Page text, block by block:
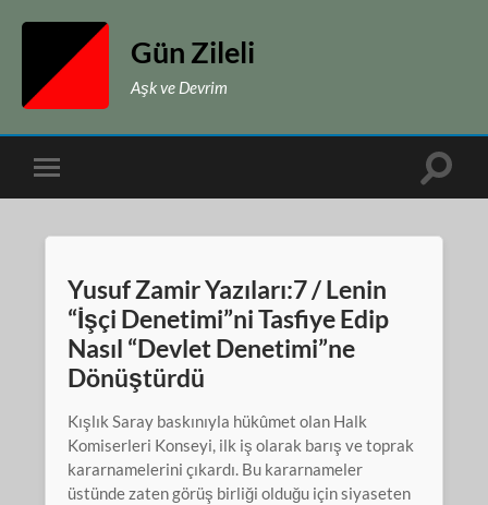
Gün Zileli
Aşk ve Devrim
Toggle
mobile
Toggle
Yusuf Zamir Yazıları:7 / Lenin
“İşçi Denetimi”ni Tasfiye Edip
Nasıl “Devlet Denetimi”ne
Dönüştürdü
Kışlık Saray baskınıyla hükûmet olan Halk
Komiserleri Konseyi, ilk iş olarak barış ve toprak
kararnamelerini çıkardı. Bu kararnameler
üstünde zaten görüş birliği olduğu için siyaseten